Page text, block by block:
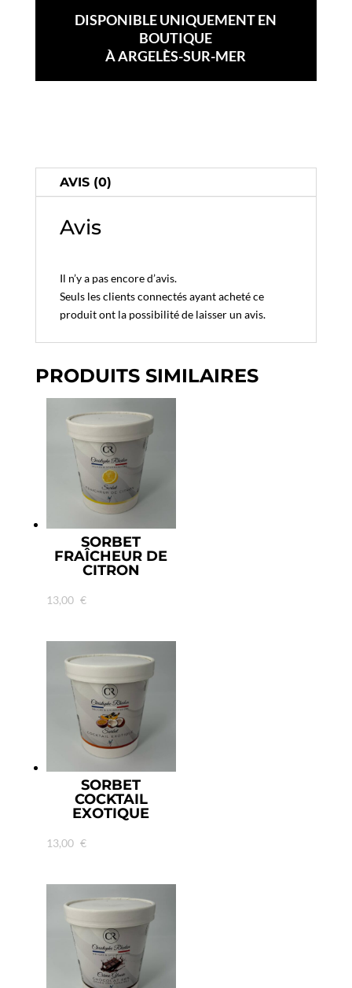
DISPONIBLE UNIQUEMENT EN
BOUTIQUE
À ARGELÈS-SUR-MER
AVIS (0)
Avis
Il n’y a pas encore d’avis.
Seuls les clients connectés ayant acheté ce
produit ont la possibilité de laisser un avis.
PRODUITS SIMILAIRES
SORBET
FRAÎCHEUR DE
CITRON
13,00 €
SORBET
COCKTAIL
EXOTIQUE
13,00 €